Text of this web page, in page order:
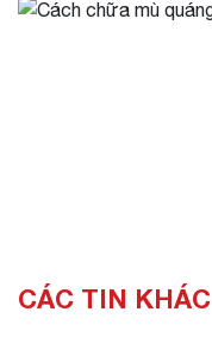
CÁC TIN KHÁC